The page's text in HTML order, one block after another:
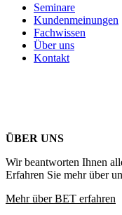
Seminare
Kundenmeinungen
Fachwissen
Über uns
Kontakt
ÜBER UNS
Wir beantworten Ihnen
Erfahren Sie mehr über
Mehr über BET erfahren